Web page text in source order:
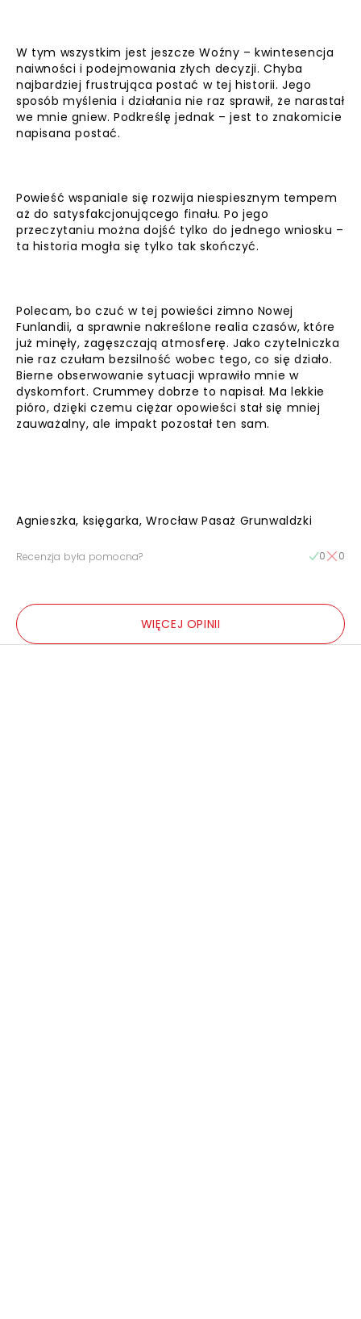
W tym wszystkim jest jeszcze Woźny – kwintesencja
naiwności i podejmowania złych decyzji. Chyba
najbardziej frustrująca postać w tej historii. Jego
sposób myślenia i działania nie raz sprawił, że narastał
we mnie gniew. Podkreślę jednak – jest to znakomicie
napisana postać.
Powieść wspaniale się rozwija niespiesznym tempem
aż do satysfakcjonującego finału. Po jego
przeczytaniu można dojść tylko do jednego wniosku –
ta historia mogła się tylko tak skończyć.
Polecam, bo czuć w tej powieści zimno Nowej
Funlandii, a sprawnie nakreślone realia czasów, które
już minęły, zagęszczają atmosferę. Jako czytelniczka
nie raz czułam bezsilność wobec tego, co się działo.
Bierne obserwowanie sytuacji wprawiło mnie w
dyskomfort. Crummey dobrze to napisał. Ma lekkie
pióro, dzięki czemu ciężar opowieści stał się mniej
zauważalny, ale impakt pozostał ten sam.
Agnieszka, księgarka, Wrocław Pasaż Grunwaldzki
Recenzja była pomocna? 0 0
WIĘCEJ OPINII